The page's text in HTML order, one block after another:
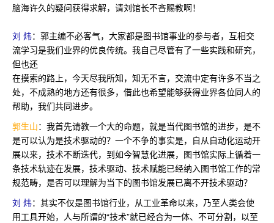
脑海许久的疑问获得求解，请刘馆长不吝赐教啊！
刘 炜：郭主编不必客气，大家都是图书馆事业的参与者，互相交
流学习是我们业界的优良传统。我自己尽管有了一些实践和研究，
但也还
在摸索的路上，今天尽我所知，知无不言，交流中定有许多不当之
处，不成熟的地方还有很多，借此也希望能够获得业界各位同人的
帮助，我们共同进步。
郭生山：我首先请教一个大的命题，就是当代图书馆的进步，是不
是可以认为是技术驱动的？一个不争的事实是，自从自动化运动开
展以来，技术不断迭代，到如今智慧化进展，图书馆实际上循着一
条技术轨迹在发展，技术驱动、技术赋能已经纳入图书馆工作的常
规范畴，是否可以理解为当下的图书馆发展已离不开技术驱动？
刘 炜：其实不仅是图书馆行业，从工业革命以来，乃至人类会使
用工具开始，人与所谓的“技术”就已经合为一体、不可分割，以至